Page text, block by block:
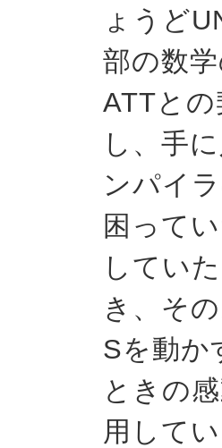
ょうど
部の数
ATTと
し、手
ンパイ
困って
してい
き、そ
Sを動か
ときの
用して